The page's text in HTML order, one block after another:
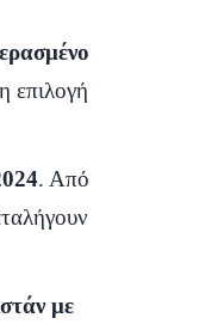
επιλογή
. Από
με